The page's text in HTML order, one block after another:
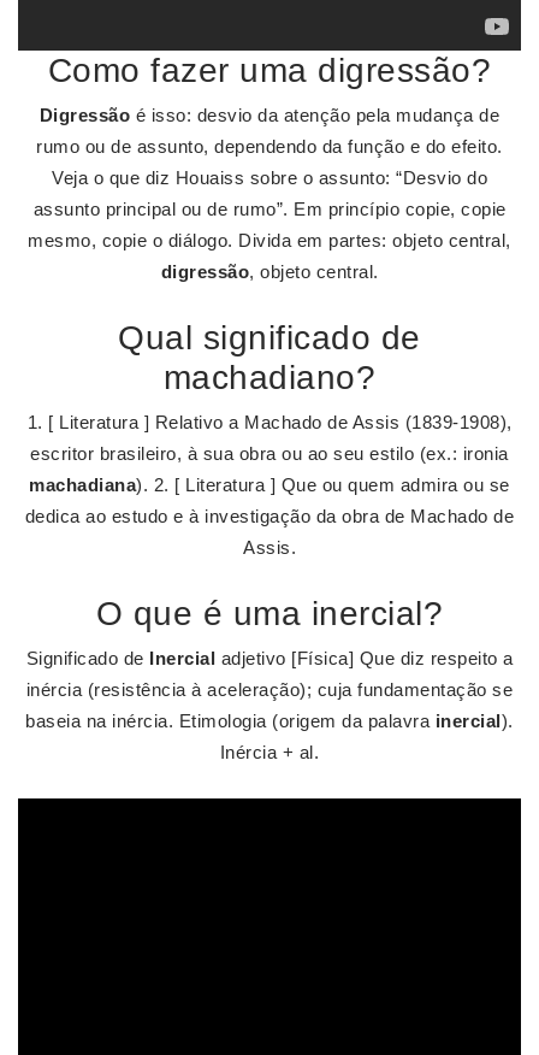
Como fazer uma digressão?
Digressão é isso: desvio da atenção pela mudança de
rumo ou de assunto, dependendo da função e do efeito.
Veja o que diz Houaiss sobre o assunto: “Desvio do
assunto principal ou de rumo”. Em princípio copie, copie
mesmo, copie o diálogo. Divida em partes: objeto central,
digressão, objeto central.
Qual significado de
machadiano?
1. [ Literatura ] Relativo a Machado de Assis (1839-1908),
escritor brasileiro, à sua obra ou ao seu estilo (ex.: ironia
machadiana). 2. [ Literatura ] Que ou quem admira ou se
dedica ao estudo e à investigação da obra de Machado de
Assis.
O que é uma inercial?
Significado de Inercial adjetivo [Física] Que diz respeito a
inércia (resistência à aceleração); cuja fundamentação se
baseia na inércia. Etimologia (origem da palavra inercial).
Inércia + al.